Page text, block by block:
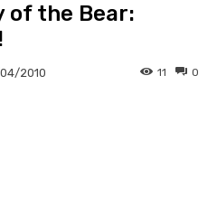
of the Bear:
2010 0
11